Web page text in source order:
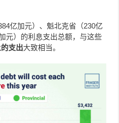
亿加元）、魁北克省（230亿
元）的利息支出总额，与这些
支出大致相当。